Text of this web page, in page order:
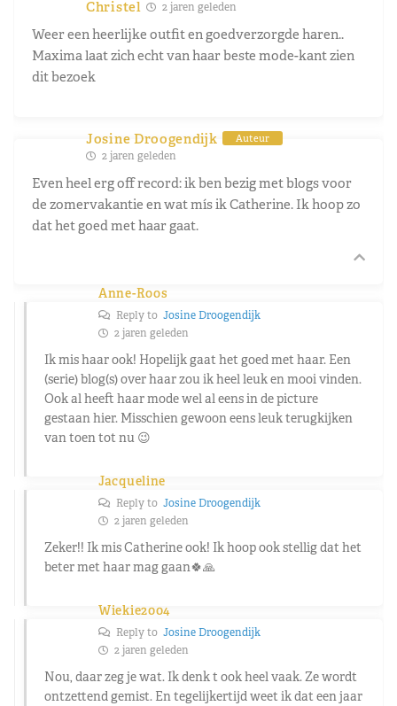
Christel 2 jaren geleden
Weer een heerlijke outfit en goedverzorgde haren..
Maxima laat zich echt van haar beste mode-kant zien
dit bezoek
Josine Droogendijk Auteur
2 jaren geleden
Even heel erg off record: ik ben bezig met blogs voor
de zomervakantie en wat mís ik Catherine. Ik hoop zo
dat het goed met haar gaat.
Anne-Roos
Reply to Josine Droogendijk
2 jaren geleden
Ik mis haar ook! Hopelijk gaat het goed met haar. Een
(serie) blog(s) over haar zou ik heel leuk en mooi vinden.
Ook al heeft haar mode wel al eens in de picture
gestaan hier. Misschien gewoon eens leuk terugkijken
van toen tot nu 😉
Jacqueline
Reply to Josine Droogendijk
2 jaren geleden
Zeker!! Ik mis Catherine ook! Ik hoop ook stellig dat het
beter met haar mag gaan🍀🙏
Wiekie2004
Reply to Josine Droogendijk
2 jaren geleden
Nou, daar zeg je wat. Ik denk t ook heel vaak. Ze wordt
ontzettend gemist. En tegelijkertijd weet ik dat een jaar